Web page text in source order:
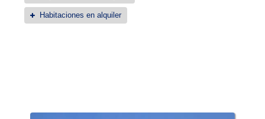
Habitaciones en alquiler